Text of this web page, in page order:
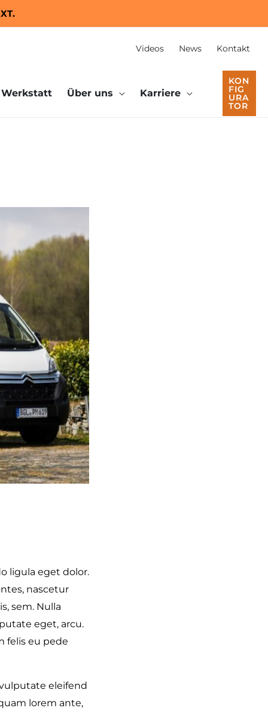
Videos News Kontakt
Werkstatt Über uns Karriere
KON
FIG
URA
TOR
ligula eget dolor.
nascetur
sem. Nulla
eget, arcu.
felis eu pede
eleifend
lorem ante,